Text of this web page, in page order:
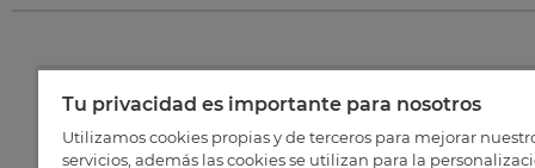
Tu privacidad es importante para nosotros
Utilizamos cookies propias y de terceros para mejorar
servicios, además las cookies se utilizan para la